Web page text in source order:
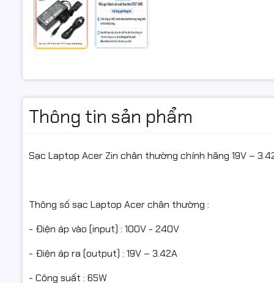
Thông tin sản phẩm
Sạc Laptop Acer Zin chân thường chính hãng 19V –
Thông số sạc Laptop Acer chân thường :
- Điện áp vào (input) : 100V - 240V
- Điện áp ra (output) : 19V – 3.42A
- Công suất : 65W
+ Chúng
+ Không
+ Bảo